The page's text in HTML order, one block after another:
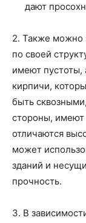
дают
2. Также можно
по своей
имеют пустоты,
кирпичи,
быть
стороны,
отличаются
может
зданий и
прочность.
3. В